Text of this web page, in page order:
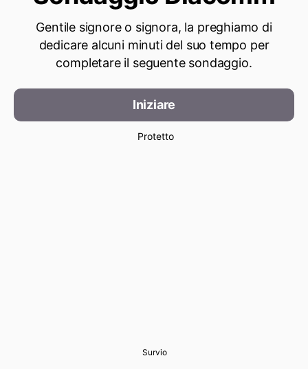
Gentile signore o signora, la preghiamo di
dedicare alcuni minuti del suo tempo per
completare il seguente sondaggio.
Iniziare
Protetto
Survio